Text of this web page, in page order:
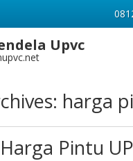
Upvc
harga
Harga Pintu